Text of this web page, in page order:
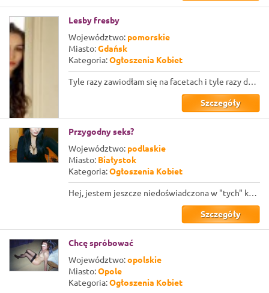
Lesby fresby
Województwo: pomorskie
Miasto:Gdańsk
Kategoria:Ogłoszenia Kobiet
Tyle razy zawiodłam się na facetach i tyle razy dali mi się w kość, że już mam i...
Szczegóły
Przygodny seks?
Województwo: podlaskie
Miasto: Białystok
Kategoria:Ogłoszenia Kobiet
Hej, jestem jeszcze niedoświadczona w "tych" kontaktach z kobietami, ale od dłuż...
Szczegóły
Chcę spróbować
Województwo:opolskie
Miasto:Opole
Kategoria:Ogłoszenia Kobiet